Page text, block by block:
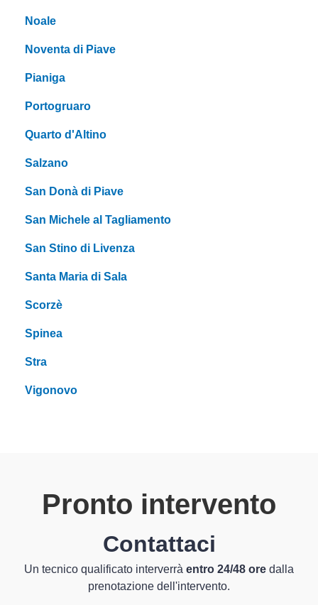
Noale
Noventa di Piave
Pianiga
Portogruaro
Quarto d'Altino
Salzano
San Donà di Piave
San Michele al Tagliamento
San Stino di Livenza
Santa Maria di Sala
Scorzè
Spinea
Stra
Vigonovo
Pronto intervento
Contattaci
Un tecnico qualificato interverrà entro 24/48 ore dalla
prenotazione dell'intervento.